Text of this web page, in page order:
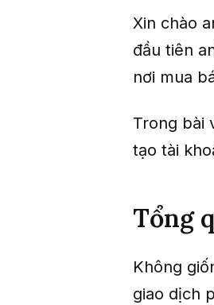
Xin chào
đầu tiên
nơi mua
Trong bài
tạo tài
Tổng
Không
giao dịch